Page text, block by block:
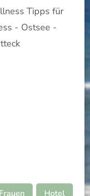
Tipps für
- Ostsee -
Frauen Hotel